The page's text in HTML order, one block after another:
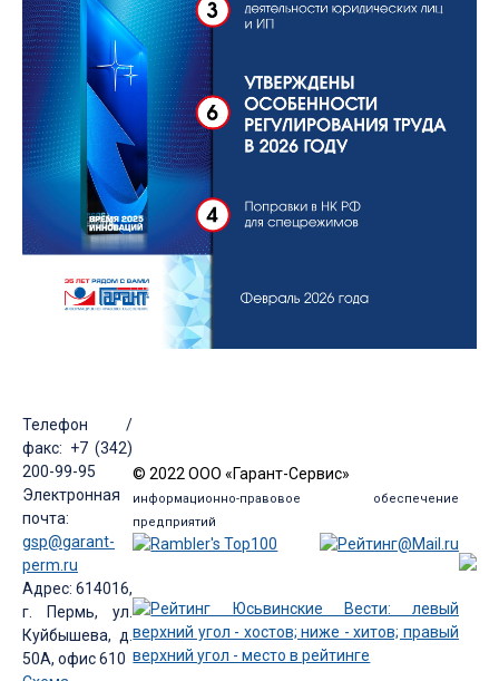
Телефон /
факс: +7 (342)
200-99-95
Электронная
почта:
gsp@garant-
perm.ru
Адрес: 614016,
г. Пермь, ул.
Куйбышева, д.
50А, офис 610
© 2022 ООО «Гарант-Сервис»
информационно-правовое обеспечение
предприятий